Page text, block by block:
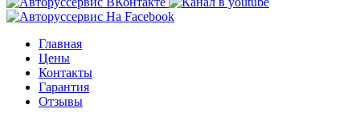
Главная
Цены
Контакты
Гарантия
Отзывы